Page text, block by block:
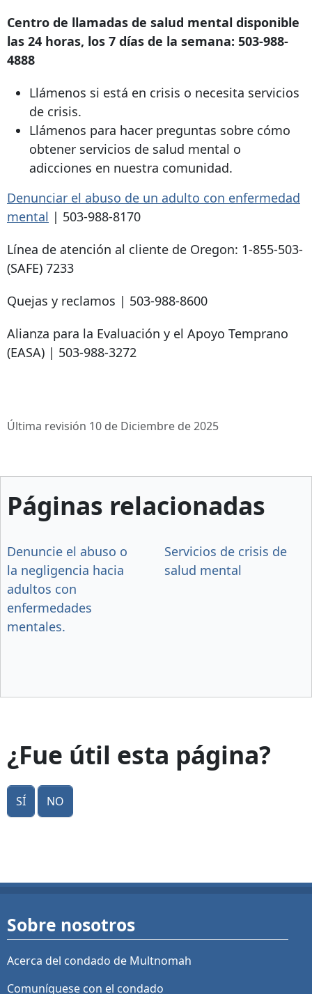
Centro de llamadas de salud mental disponible
las 24 horas, los 7 días de la semana: 503-988-
4888
Llámenos si está en crisis o necesita servicios
de crisis.
Llámenos para hacer preguntas sobre cómo
obtener servicios de salud mental o
adicciones en nuestra comunidad.
Denunciar el abuso de un adulto con enfermedad
mental | 503-988-8170
Línea de atención al cliente de Oregon: 1-855-503-
(SAFE) 7233
Quejas y reclamos | 503-988-8600
Alianza para la Evaluación y el Apoyo Temprano
(EASA) | 503-988-3272
Última revisión 10 de Diciembre de 2025
Páginas relacionadas
Denuncie el abuso o
la negligencia hacia
adultos con
enfermedades
mentales.
Servicios de crisis de
salud mental
¿Fue útil esta página?
Sí No
Sobre nosotros
Acerca del condado de Multnomah
Comuníquese con el condado